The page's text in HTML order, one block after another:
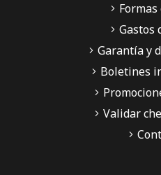
Gastos
Garantía y
Boletines
Validar